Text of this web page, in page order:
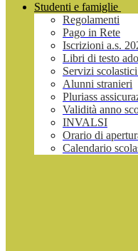
Studenti e famiglie
Regolamenti
Pago in Rete
Iscrizioni a.s.
Libri di testo
Servizi
Alunni stranieri
Pluriass
Validità anno
INVALSI
Orario di
Calendario